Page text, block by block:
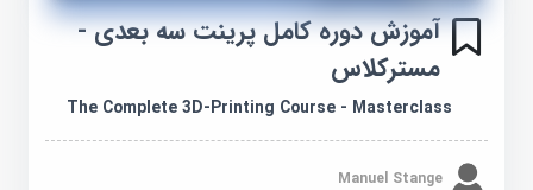
آموزش دوره کامل پرینت سه بعدی -
مسترکلاس
The Complete 3D-Printing Course - Masterclass
Manuel Stange